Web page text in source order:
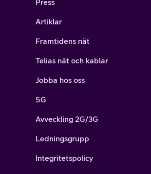
Press
Artiklar
Framtidens nät
Telias nät och kablar
Jobba hos oss
5G
Avveckling 2G/3G
Ledningsgrupp
Integritetspolicy